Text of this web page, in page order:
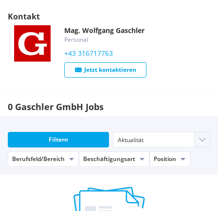
Kontakt
Mag. Wolfgang Gaschler
Personal
+43 316717763
Jetzt kontaktieren
0 Gaschler GmbH Jobs
Filtern
Berufsfeld/Bereich Beschäftigungsart Position